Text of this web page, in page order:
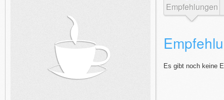
Empfehlungen
Es gibt noch keine